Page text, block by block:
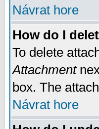
Návrat hore
How do I
To delete
Attachment
box. The
Návrat hore